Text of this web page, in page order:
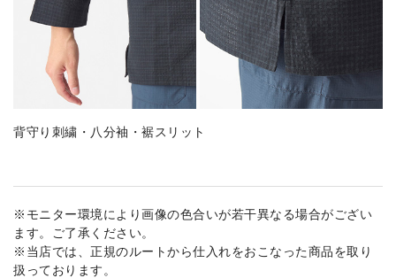
背守り刺繍・八分袖・裾スリット
※モニター環境により画像の色合いが若干異なる場合がござい
ます。ご了承ください。
※当店では、正規のルートから仕入れをおこなった商品を取り
扱っております。